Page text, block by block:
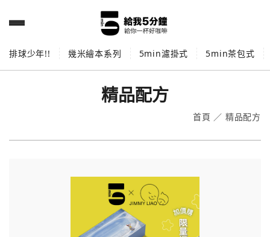
排球少年!! 幾米繪本系列 5min濾掛式 5min茶包式
精品配方
首頁 ／ 精品配方